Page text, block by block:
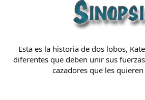
Esta es la historia de dos lobos,
diferentes que deben unir sus
cazadores que les